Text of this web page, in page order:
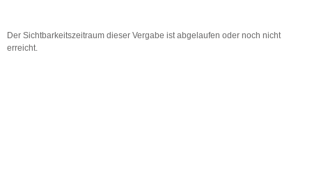
Der Sichtbarkeitszeitraum dieser Vergabe ist abgelaufen oder noch nicht
erreicht.